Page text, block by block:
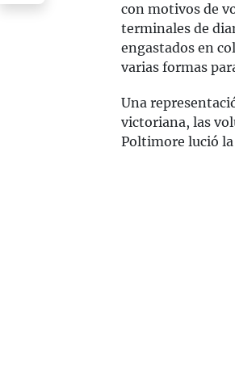
con motivos de
terminales de
engastados en
varias formas
Una
victoriana, las
Poltimore lució la